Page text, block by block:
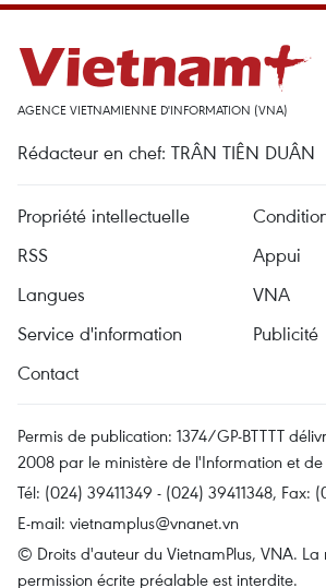
AGENCE VIETNAMIENNE D'INFORMATION (VNA)
Rédacteur en chef: TRÂN TIÊN DUÂN
Propriété intellectuelle
RSS
Appui
Langues
VNA
Service d'information
Publicité
Contact
Permis de publication: 1374/GP-BTTTT
2008 par le ministère de l'Information et
Tél: (024) 39411349 - (024) 39411348, Fax:
E-mail: vietnamplus@vnanet.vn
© Droits d'auteur du VietnamPlus, VNA. La
permission écrite préalable est interdite.